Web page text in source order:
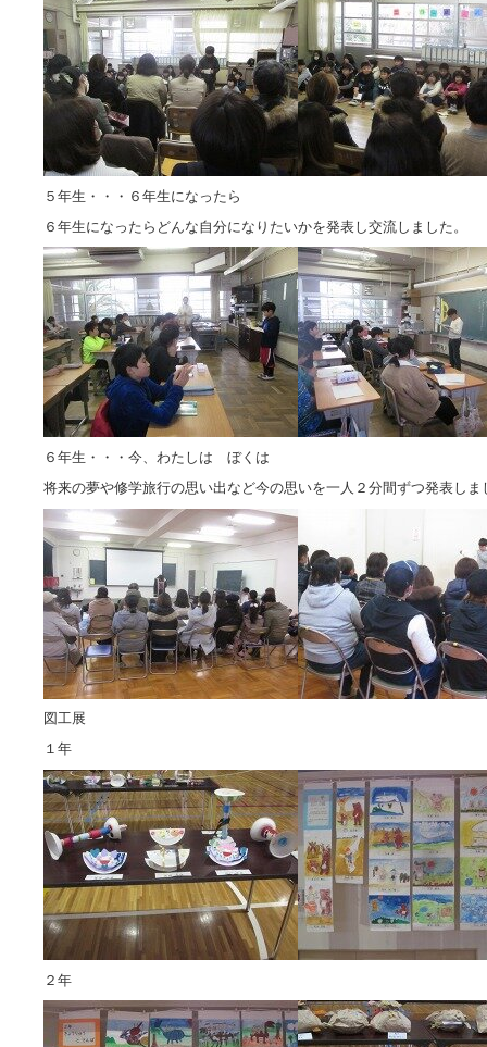
５年生・・・６年生になったら
６年生になったらどんな自分になりたいかを発表し交流しました。
６年生・・・今、わたしは ぼくは
将来の夢や修学旅行の思い出など今の思いを一人２分間ずつ発表しま
図工展
１年
２年